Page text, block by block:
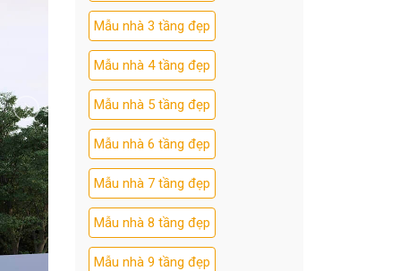
Mẫu nhà 3 tầng đẹp
Mẫu nhà 4 tầng đẹp
Mẫu nhà 5 tầng đẹp
Mẫu nhà 6 tầng đẹp
Mẫu nhà 7 tầng đẹp
Mẫu nhà 8 tầng đẹp
Mẫu nhà 9 tầng đẹp